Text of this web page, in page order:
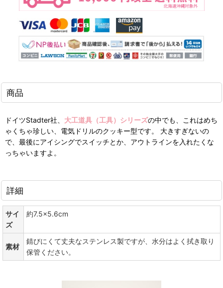
商品
ドイツStadter社、 大工道具（工具）シリーズの中でも、これはめち
ゃくちゃ珍しい、電気ドリルのクッキー型です。 大きすぎないの
で、最後にアイシングでスイッチとか、アウトラインを入れたくな
っちゃいますよ。
詳細
サイ
ズ
約7.5×5.6cm
素材
錆びにくて丈夫なステンレス製ですが、水分はよく拭き取り
保管ください。